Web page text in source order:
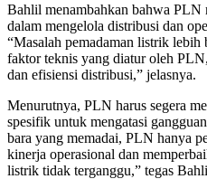
Bahlil menambahkan bahwa
dalam mengelola distribusi dan
“Masalah pemadaman listrik
faktor teknis yang diatur oleh
dan efisiensi distribusi,” jelasnya.
Menurutnya, PLN harus segera
spesifik untuk mengatasi
bara yang memadai, PLN hanya
kinerja operasional dan
listrik tidak terganggu,” tegas